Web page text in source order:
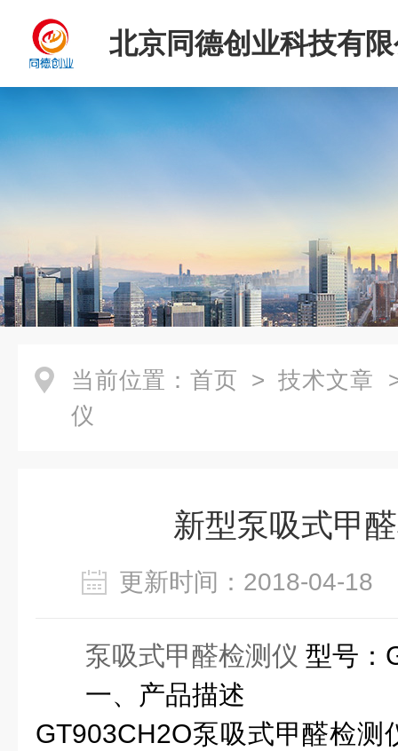
北京同德创业科技有
当前位置： 首页 > 技术文章
仪
新型泵吸式甲
更新时间：2018-04-
泵吸式甲醛检测仪 型号：
一、产品描述
GT903CH2O泵吸式甲醛检测